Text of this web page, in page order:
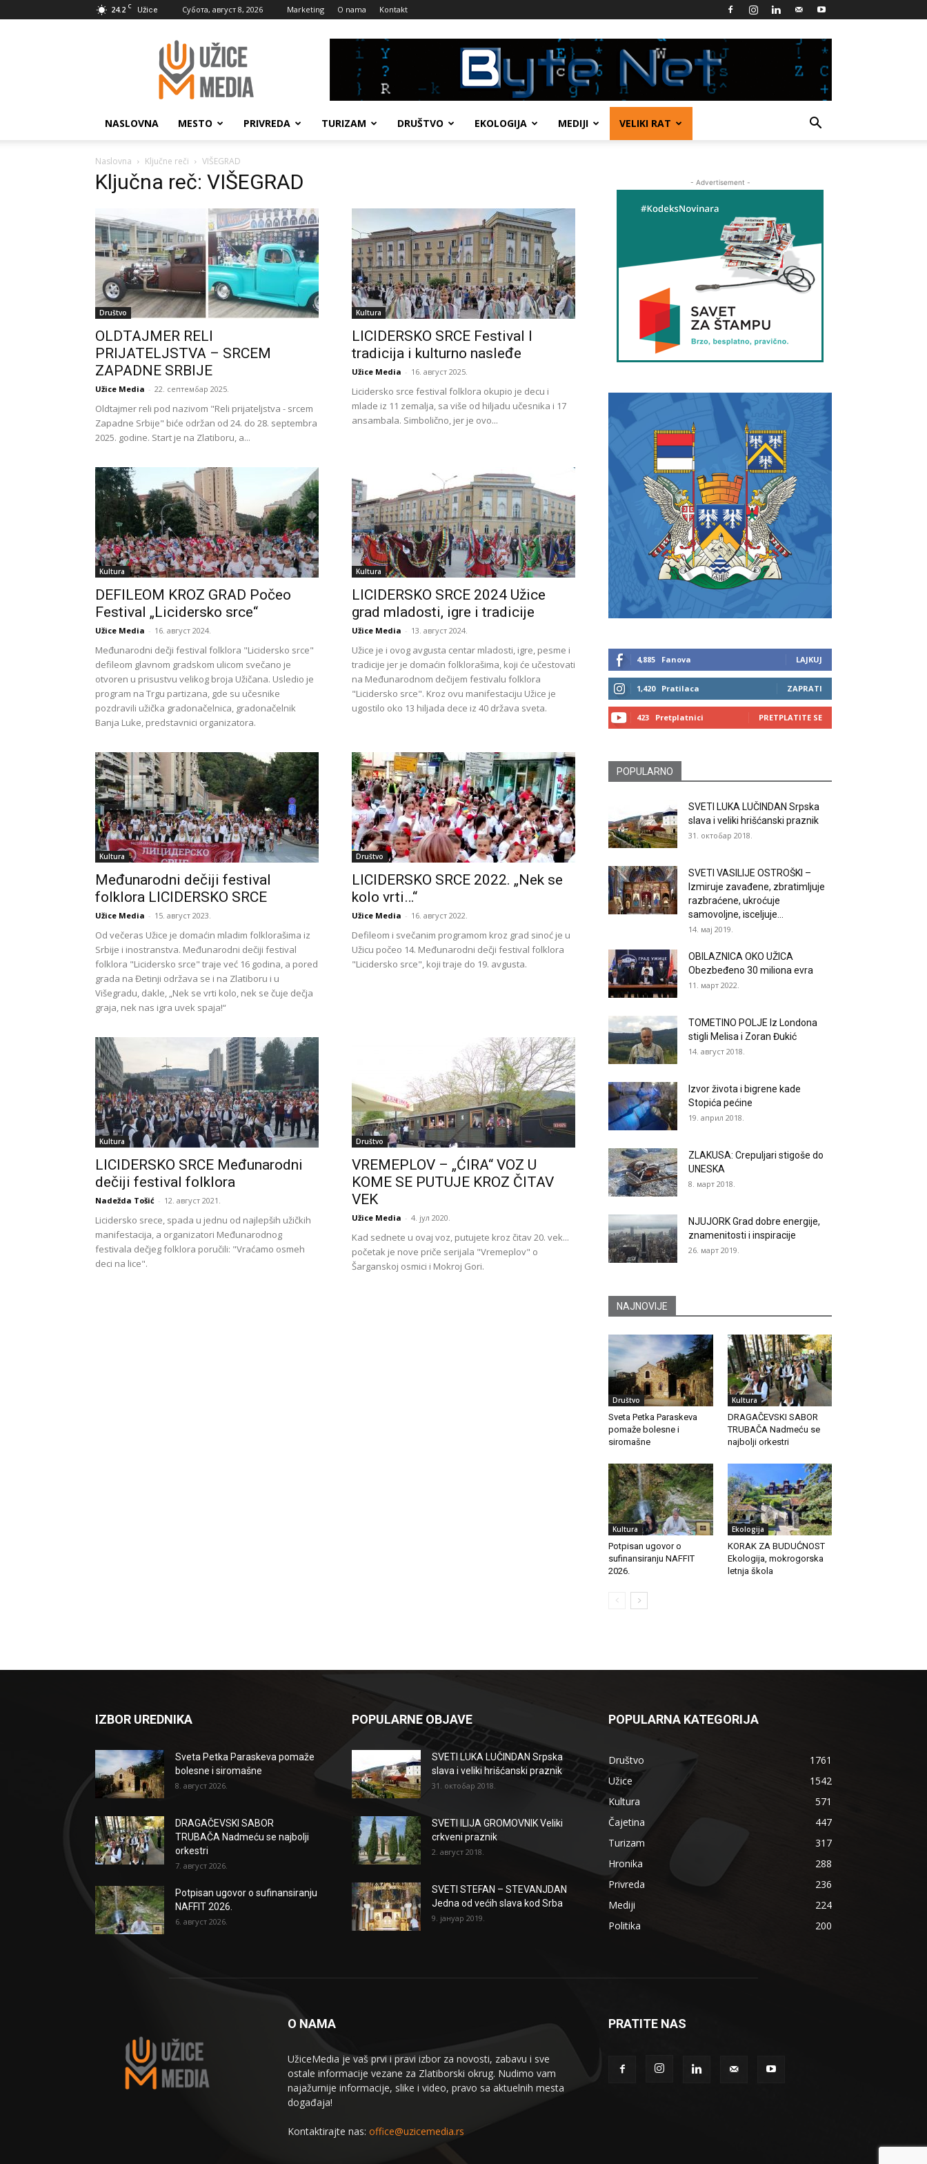
24.2 C Užice Субота, август 8, 2026 Marketing O nama Kontakt
UžiceMedia
NASLOVNA MESTO PRIVREDA TURIZAM DRUŠTVO EKOLOGIJA MEDIJI VELIKI RAT
Naslovna Ključne reči VIŠEGRAD
Ključna reč: VIŠEGRAD
Društvo
OLDTAJMER RELI
PRIJATELJSTVA – SRCEM
ZAPADNE SRBIJE
Užice Media - 22. септембар 2025.
Oldtajmer reli pod nazivom "Reli prijateljstva - srcem
Zapadne Srbije" biće održan od 24. do 28. septembra
2025. godine. Start je na Zlatiboru, a...
Kultura
LICIDERSKO SRCE Festival I
tradicija i kulturno nasleđe
Užice Media - 16. август 2025.
Licidersko srce festival folklora okupio je decu i
mlade iz 11 zemalja, sa više od hiljadu učesnika i 17
ansambala. Simbolično, jer je ovo...
Kultura
DEFILEOM KROZ GRAD Počeo
Festival „Licidersko srce“
Užice Media - 16. август 2024.
Međunarodni dečji festival folklora "Licidersko srce"
defileom glavnom gradskom ulicom svečano je
otvoren u prisustvu velikog broja Užičana. Usledio je
program na Trgu partizana, gde su učesnike
pozdravili užička gradonačelnica, gradonačelnik
Banja Luke, predstavnici organizatora.
Kultura
LICIDERSKO SRCE 2024 Užice
grad mladosti, igre i tradicije
Užice Media - 13. август 2024.
Užice je i ovog avgusta centar mladosti, igre, pesme i
tradicije jer je domaćin folklorašima, koji će učestovati
na Međunarodnom dečijem festivalu folklora
"Licidersko srce". Kroz ovu manifestaciju Užice je
ugostilo oko 13 hiljada dece iz 40 država sveta.
Kultura
Međunarodni dečiji festival
folklora LICIDERSKO SRCE
Užice Media - 15. август 2023.
Od večeras Užice je domaćin mladim folklorašima iz
Srbije i inostranstva. Međunarodni dečiji festival
folklora "Licidersko srce" traje već 16 godina, a pored
grada na Đetinji održava se i na Zlatiboru i u
Višegradu, dakle, „Nek se vrti kolo, nek se čuje dečja
graja, nek nas igra uvek spaja!“
Društvo
LICIDERSKO SRCE 2022. „Nek se
kolo vrti…“
Užice Media - 16. август 2022.
Defileom i svečanim programom kroz grad sinoć je u
Užicu počeo 14. Međunarodni dečji festival folklora
"Licidersko srce", koji traje do 19. avgusta.
Kultura
LICIDERSKO SRCE Međunarodni
dečiji festival folklora
Nadežda Tošić - 12. август 2021.
Licidersko srece, spada u jednu od najlepših užičkih
manifestacija, a organizatori Međunarodnog
festivala dečjeg folklora poručili: "Vraćamo osmeh
deci na lice".
Društvo
VREMEPLOV – „ĆIRA“ VOZ U
KOME SE PUTUJE KROZ ČITAV
VEK
Užice Media - 4. јул 2020.
Kad sednete u ovaj voz, putujete kroz čitav 20. vek...
početak je nove priče serijala "Vremeplov" o
Šarganskoj osmici i Mokroj Gori.
- Advertisement -
4,885 Fanova LAJKUJ
1,420 Pratilaca ZAPRATI
423 Pretplatnici PRETPLATITE SE
POPULARNO
SVETI LUKA LUČINDAN Srpska
slava i veliki hrišćanski praznik
31. октобар 2018.
SVETI VASILIJE OSTROŠKI –
Izmiruje zavađene, zbratimljuje
razbraćene, ukroćuje
samovoljne, isceljuje...
14. мај 2019.
OBILAZNICA OKO UŽICA
Obezbeđeno 30 miliona evra
11. март 2022.
TOMETINO POLJE Iz Londona
stigli Melisa i Zoran Đukić
14. август 2018.
Izvor života i bigrene kade
Stopića pećine
19. април 2018.
ZLAKUSA: Crepuljari stigoše do
UNESKA
8. март 2018.
NJUJORK Grad dobre energije,
znamenitosti i inspiracije
26. март 2019.
NAJNOVIJE
Društvo
Sveta Petka Paraskeva
pomaže bolesne i
siromašne
Kultura
DRAGAČEVSKI SABOR
TRUBAČA Nadmeću se
najbolji orkestri
Kultura
Potpisan ugovor o
sufinansiranju NAFFIT
2026.
Ekologija
KORAK ZA BUDUĆNOST
Ekologija, mokrogorska
letnja škola
IZBOR UREDNIKA
Sveta Petka Paraskeva pomaže
bolesne i siromašne
8. август 2026.
DRAGAČEVSKI SABOR
TRUBAČA Nadmeću se najbolji
orkestri
7. август 2026.
Potpisan ugovor o sufinansiranju
NAFFIT 2026.
6. август 2026.
POPULARNE OBJAVE
SVETI LUKA LUČINDAN Srpska
slava i veliki hrišćanski praznik
31. октобар 2018.
SVETI ILIJA GROMOVNIK Veliki
crkveni praznik
2. август 2018.
SVETI STEFAN – STEVANJDAN
Jedna od većih slava kod Srba
9. јануар 2019.
POPULARNA KATEGORIJA
Društvo
1761
Užice
1542
Kultura
571
Čajetina
447
Turizam
317
Hronika
288
Privreda
236
Mediji
224
Politika
200
O NAMA
UžiceMedia je vaš prvi i pravi izbor za novosti, zabavu i sve
ostale informacije vezane za Zlatiborski okrug. Nudimo vam
najažurnije informacije, slike i video, pravo sa aktuelnih mesta
događaja!
Kontaktirajte nas: office@uzicemedia.rs
PRATITE NAS